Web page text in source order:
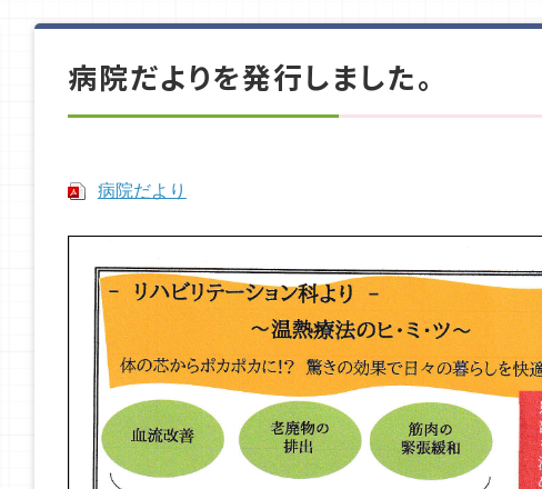
病院だよりを発行しました。
病院だより